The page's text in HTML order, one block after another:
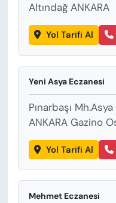
Altındağ ANKARA
Yol Tarifi Al
Yeni Asya Eczanesi
Pınarbaşı
ANKARA Gazino
Yol Tarifi Al
Mehmet Eczanesi